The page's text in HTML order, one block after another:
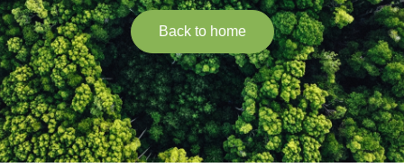
Back to home